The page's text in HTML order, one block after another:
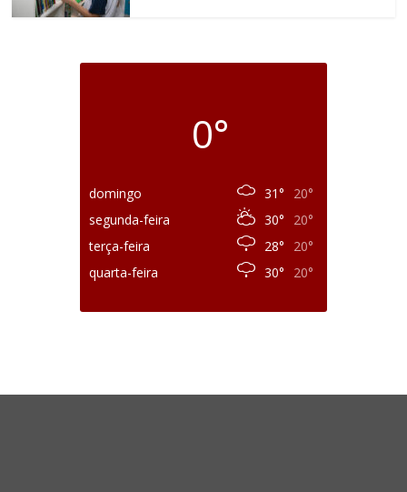
0°
domingo 31°
20°
segunda-feira
30°
20°
terça-feira
28°
20°
quarta-feira
30° 20°